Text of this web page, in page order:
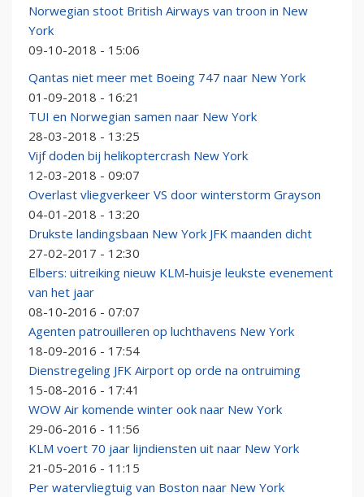
Norwegian stoot British Airways van troon in New
York
09-10-2018 - 15:06
Qantas niet meer met Boeing 747 naar New York
01-09-2018 - 16:21
TUI en Norwegian samen naar New York
28-03-2018 - 13:25
Vijf doden bij helikoptercrash New York
12-03-2018 - 09:07
Overlast vliegverkeer VS door winterstorm Grayson
04-01-2018 - 13:20
Drukste landingsbaan New York JFK maanden dicht
27-02-2017 - 12:30
Elbers: uitreiking nieuw KLM-huisje leukste evenement
van het jaar
08-10-2016 - 07:07
Agenten patrouilleren op luchthavens New York
18-09-2016 - 17:54
Dienstregeling JFK Airport op orde na ontruiming
15-08-2016 - 17:41
WOW Air komende winter ook naar New York
29-06-2016 - 11:56
KLM voert 70 jaar lijndiensten uit naar New York
21-05-2016 - 11:15
Per watervliegtuig van Boston naar New York